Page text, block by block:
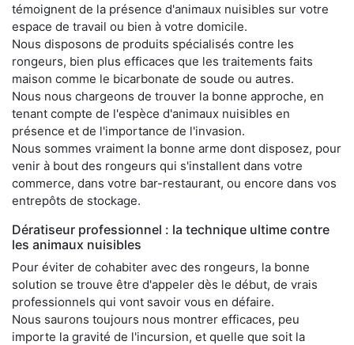
témoignent de la présence d'animaux nuisibles sur votre
espace de travail ou bien à votre domicile.
Nous disposons de produits spécialisés contre les
rongeurs, bien plus efficaces que les traitements faits
maison comme le bicarbonate de soude ou autres.
Nous nous chargeons de trouver la bonne approche, en
tenant compte de l'espèce d'animaux nuisibles en
présence et de l'importance de l'invasion.
Nous sommes vraiment la bonne arme dont disposez, pour
venir à bout des rongeurs qui s'installent dans votre
commerce, dans votre bar-restaurant, ou encore dans vos
entrepôts de stockage.
Dératiseur professionnel : la technique ultime contre
les animaux nuisibles
Pour éviter de cohabiter avec des rongeurs, la bonne
solution se trouve être d'appeler dès le début, de vrais
professionnels qui vont savoir vous en défaire.
Nous saurons toujours nous montrer efficaces, peu
importe la gravité de l'incursion, et quelle que soit la